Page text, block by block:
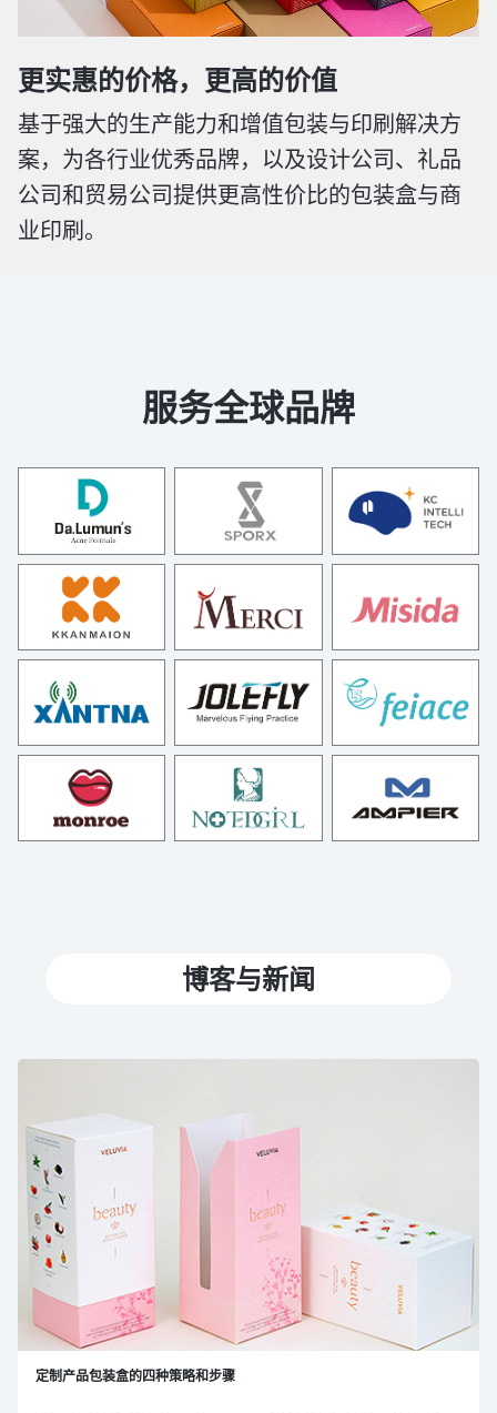
更实惠的价格，更高的价值
基于强大的生产能力和增值包装与印刷解决方
案，为各行业优秀品牌，以及设计公司、礼品
公司和贸易公司提供更高性价比的包装盒与商
业印刷。
服务全球品牌
博客与新闻
定制产品包装盒的四种策略和步骤